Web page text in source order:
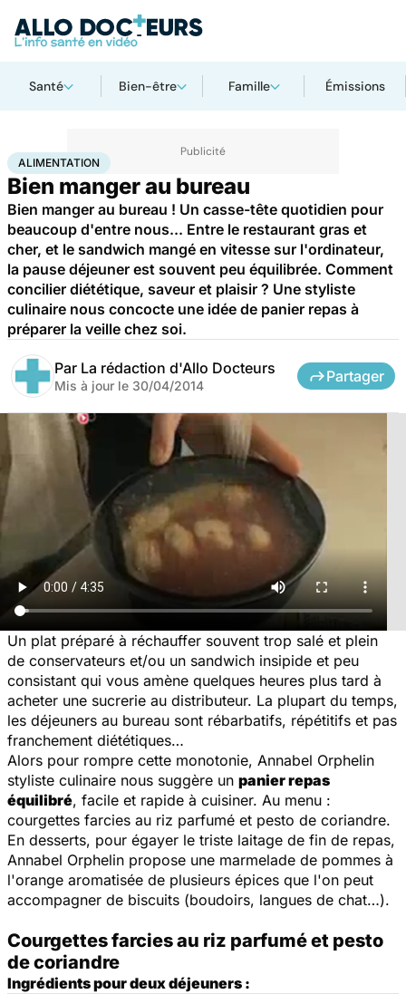
Santé Bien-être Famille Émissions
AccueilSantéMaladies Alimentation
ALIMENTATION
Bien manger au bureau
Bien manger au bureau ! Un casse-tête quotidien pour
beaucoup d'entre nous... Entre le restaurant gras et
cher, et le sandwich mangé en vitesse sur l'ordinateur,
la pause déjeuner est souvent peu équilibrée. Comment
concilier diététique, saveur et plaisir ? Une styliste
culinaire nous concocte une idée de panier repas à
préparer la veille chez soi.
Par La rédaction d'Allo Docteurs
Mis à jour le 30/04/2014
Partager
Un plat préparé à réchauffer souvent trop salé et plein
de conservateurs et/ou un sandwich insipide et peu
consistant qui vous amène quelques heures plus tard à
acheter une sucrerie au distributeur. La plupart du temps,
les déjeuners au bureau sont rébarbatifs, répétitifs et pas
franchement diététiques…
Alors pour rompre cette monotonie, Annabel Orphelin
styliste culinaire nous suggère un panier repas
équilibré, facile et rapide à cuisiner. Au menu :
courgettes farcies au riz parfumé et pesto de coriandre.
En desserts, pour égayer le triste laitage de fin de repas,
Annabel Orphelin propose une marmelade de pommes à
l'orange aromatisée de plusieurs épices que l'on peut
accompagner de biscuits (boudoirs, langues de chat…).
Courgettes farcies au riz parfumé et pesto
de coriandre
Ingrédients pour deux déjeuners :